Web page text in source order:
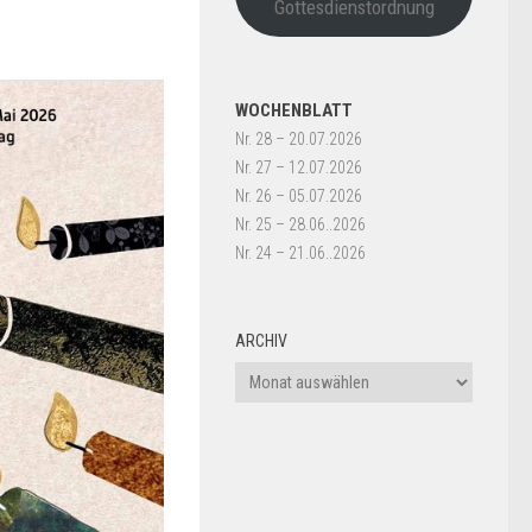
Gottesdienstordnung
WOCHENBLATT
Nr. 28 – 20.07.2026
Nr. 27 – 12.07.2026
Nr. 26 – 05.07.2026
Nr. 25 – 28.06..2026
Nr. 24 – 21.06..2026
ARCHIV
Archiv